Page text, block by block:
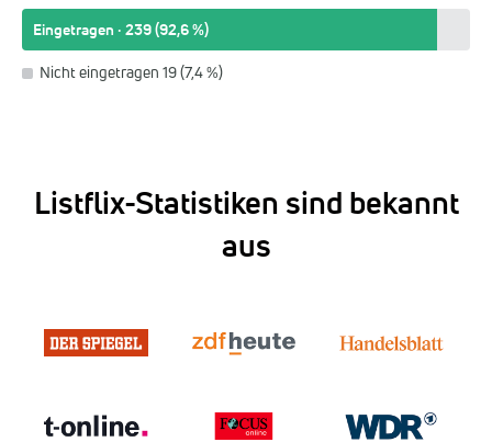
Eingetragen · 239 (92,6 %)
Nicht eingetragen 19 (7,4 %)
Listflix-Statistiken sind bekannt
aus